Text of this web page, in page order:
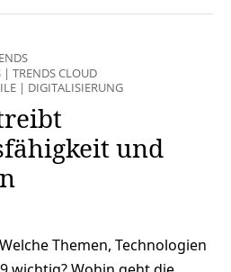
| TRENDS CLOUD
| DIGITALISIERUNG
und
Welche Themen, Technologien